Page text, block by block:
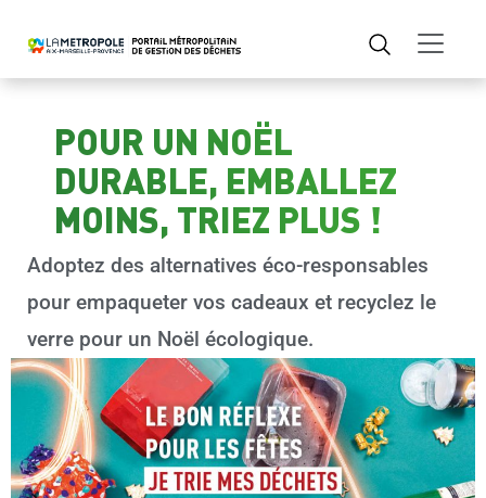
POUR UN NOËL
DURABLE, EMBALLEZ
MOINS, TRIEZ PLUS !
Adoptez des alternatives éco-responsables
pour empaqueter vos cadeaux et recyclez le
verre pour un Noël écologique.